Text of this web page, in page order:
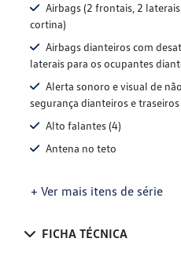
Airbags (2 frontais, 2
cortina)
Airbags dianteiros com
laterais para os ocupantes
Alerta sonoro e visual de
segurança dianteiros e traseiros
Alto falantes (4)
Antena no teto
+ Ver mais itens de série
FICHA TÉCNICA